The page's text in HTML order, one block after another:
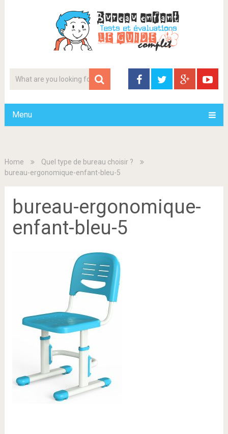
Menu
Home
Quel type de bureau choisir ?
bureau-ergonomique-enfant-bleu-5
bureau-ergonomique-
enfant-bleu-5